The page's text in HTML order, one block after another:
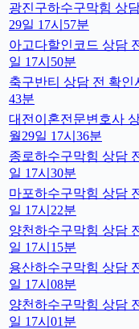
광진구하수구막힘 상
29일 17시57분
아고다할인코드 상담
일 17시50분
축구반티 상담 전 확인
43분
대전이혼전문변호사
월29일 17시36분
종로하수구막힘 상담
일 17시30분
마포하수구막힘 상담
일 17시22분
양천하수구막힘 상담
일 17시15분
용산하수구막힘 상담
일 17시08분
양천하수구막힘 상담
일 17시01분